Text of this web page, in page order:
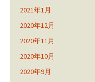
2021年1月
2020年12月
2020年11月
2020年10月
2020年9月